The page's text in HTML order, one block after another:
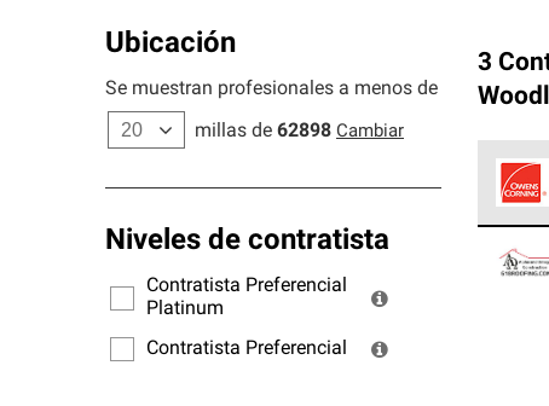
Ubicación
Se muestran profesionales a menos de
millas de 62898 Cambiar
Niveles de contratista
Contratista Preferencial
Platinum
Contratista Preferencial
3